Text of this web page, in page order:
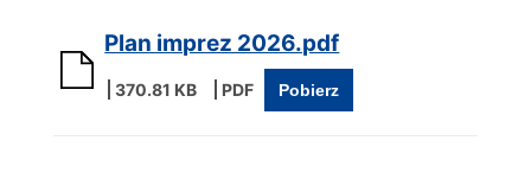
Plan imprez 2026.pdf
370.81 KB Pobierz